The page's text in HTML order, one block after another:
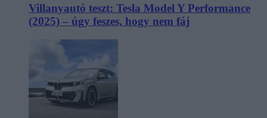
Villanyautó teszt: Tesla Model Y Performance
(2025) – úgy feszes, hogy nem fáj